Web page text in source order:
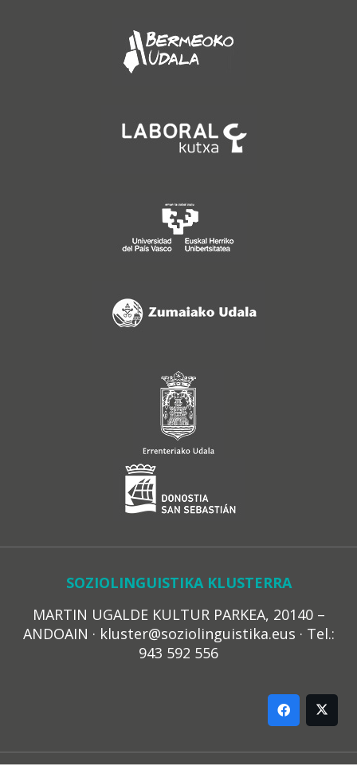
SOZIOLINGUISTIKA KLUSTERRA
MARTIN UGALDE KULTUR PARKEA, 20140 –
ANDOAIN · kluster@soziolinguistika.eus · Tel.:
943 592 556